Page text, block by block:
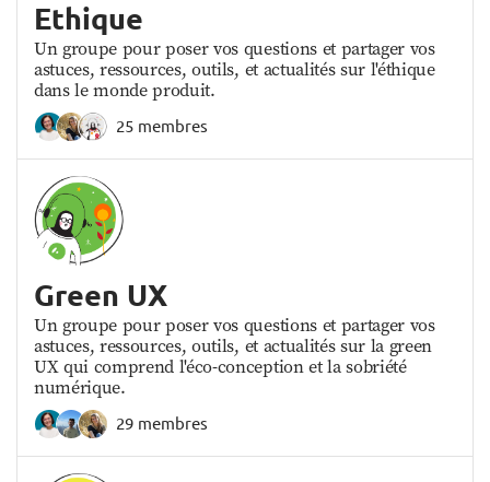
Ethique
Un groupe pour poser vos questions et partager vos
astuces, ressources, outils, et actualités sur l'éthique
dans le monde produit.
25 membres
Green UX
Un groupe pour poser vos questions et partager vos
astuces, ressources, outils, et actualités sur la green
UX qui comprend l'éco-conception et la sobriété
numérique.
29 membres